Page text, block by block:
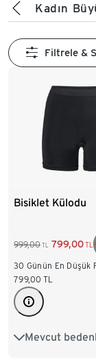
Kadın
Filtrele &
Bisiklet Külodu
999,00 TL 799,00TL
30 Günün En Düşük
799,00 TL
Mevcut
S 36/38 M